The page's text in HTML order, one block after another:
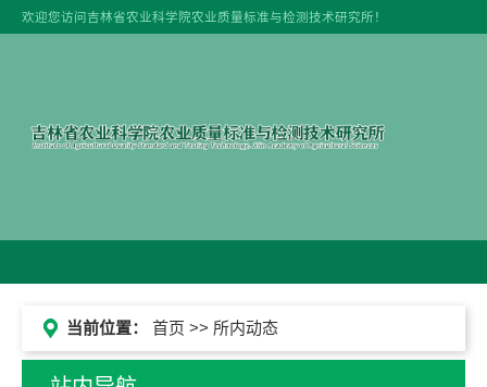
欢迎您访问吉林省农业科学院农业质量标准与检测技术研究所！
当前位置： 首页 >> 所内动态